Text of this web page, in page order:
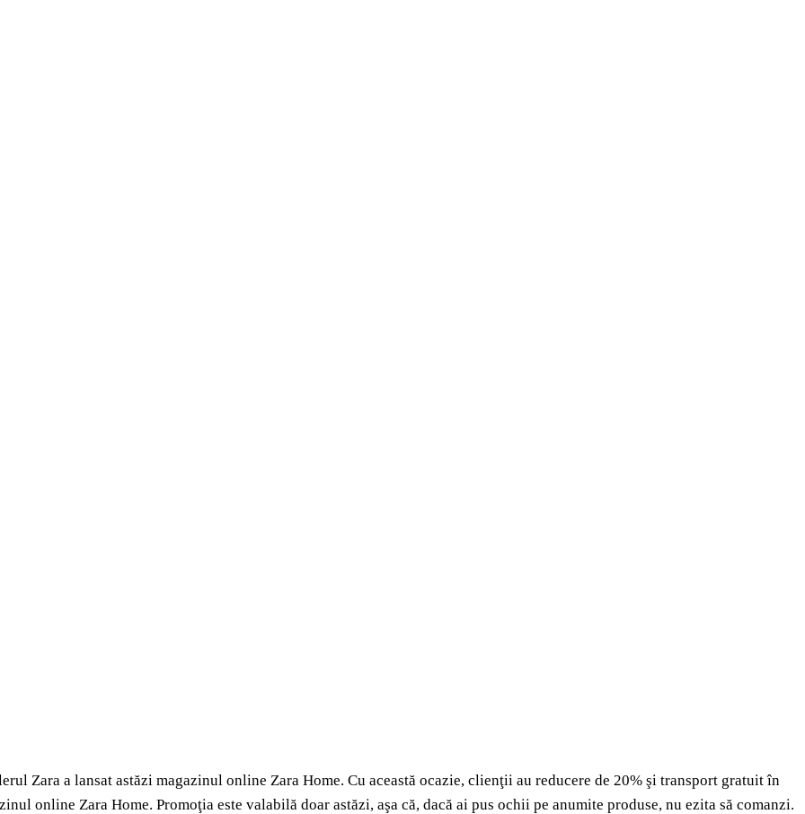
Zara a lansat astăzi magazinul online Zara Home. Cu această ocazie, clienţii au reducere de 20% şi transport gratuit în
online Zara Home. Promoţia este valabilă doar astăzi, aşa că, dacă ai pus ochii pe anumite produse, nu ezita să comanzi.